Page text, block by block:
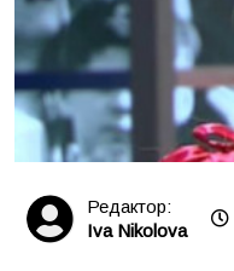
Редактор:
Iva Nikolova